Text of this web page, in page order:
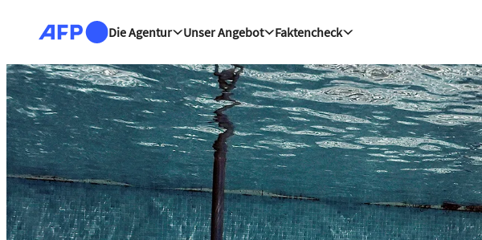
Die Agentur
Unser Angebot Faktencheck
Nachrichten – Zentrale |